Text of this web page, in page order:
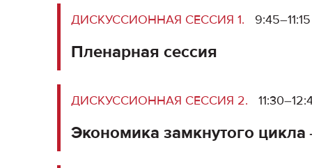
ДИСКУССИОННАЯ СЕССИЯ 1.
Пленарная сессия
ДИСКУССИОННАЯ СЕССИЯ 2.
Экономика замкнутого цикла